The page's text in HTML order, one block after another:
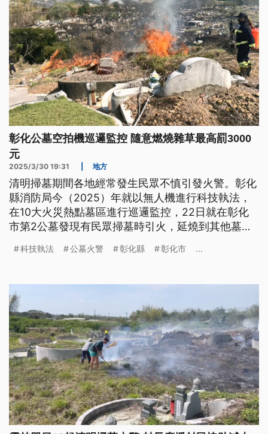
彰化公墓空拍機巡邏監控 隨意燃燒雜草最高罰3000
元
2025/3/30 19:31 地方
清明掃墓期間各地經常發生民眾不慎引發火警。彰化
縣消防局今（2025）年就以無人機進行科技執法，
在10大火災熱點墓區進行巡邏監控，22日就在彰化
市第2公墓發現有民眾掃墓時引火，延燒到其他墓地
罰單，最高可罰3000元罰鍰。
科技執法 公墓火警 彰化縣 彰化市 ...